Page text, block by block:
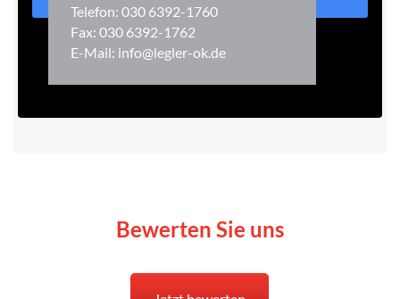
Telefon: 030 6392-1760
Fax: 030 6392-1762
E-Mail: info@legler-ok.de
Bewerten Sie uns